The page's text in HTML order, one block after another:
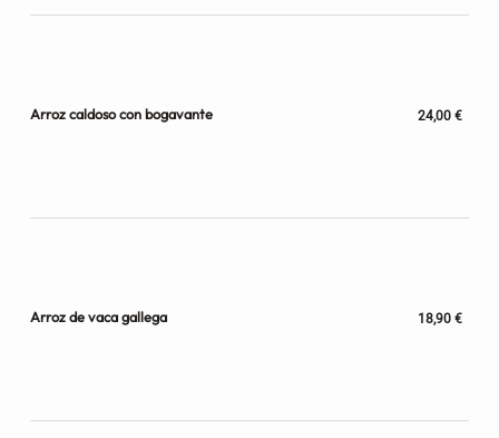
Arroz caldoso con bogavante 24,00 €
Arroz de vaca gallega 18,90 €